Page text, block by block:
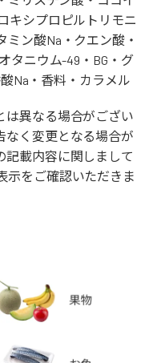
キシプロピルトリモニ
ミン酸Na・クエン酸・
タニウム-49・BG・グ
Na・香料・カラメル
異なる場合がござい
なく変更となる場合が
記載内容に関しまして
示をご確認いただきま